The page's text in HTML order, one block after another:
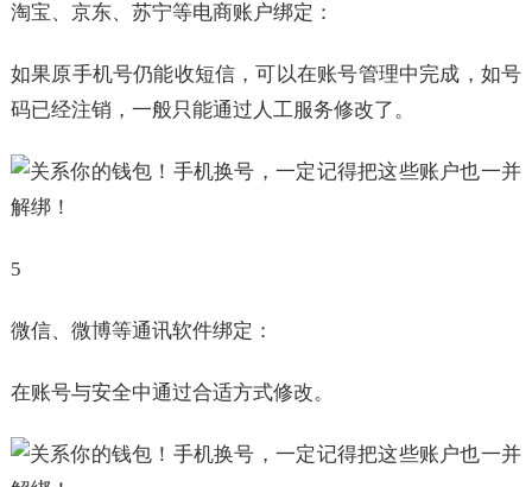
淘宝、京东、苏宁等电商账户绑定：
如果原手机号仍能收短信，可以在账号管理中完成，如号
码已经注销，一般只能通过人工服务修改了。
5
微信、微博等通讯软件绑定：
在账号与安全中通过合适方式修改。